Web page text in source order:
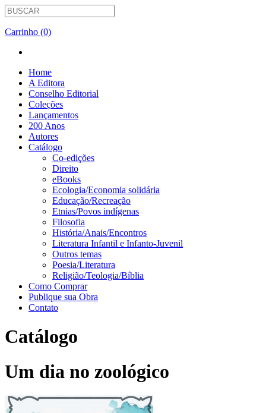
Carrinho (0)
Home
A Editora
Conselho Editorial
Coleções
Lançamentos
200 Anos
Autores
Catálogo
Co-edições
Direito
eBooks
Ecologia/Economia solidária
Educação/Recreação
Etnias/Povos indígenas
Filosofia
História/Anais/Encontros
Literatura Infantil e Infanto-Juvenil
Outros temas
Poesia/Literatura
Religião/Teologia/Bíblia
Como Comprar
Publique sua Obra
Contato
Catálogo
Um dia no zoológico